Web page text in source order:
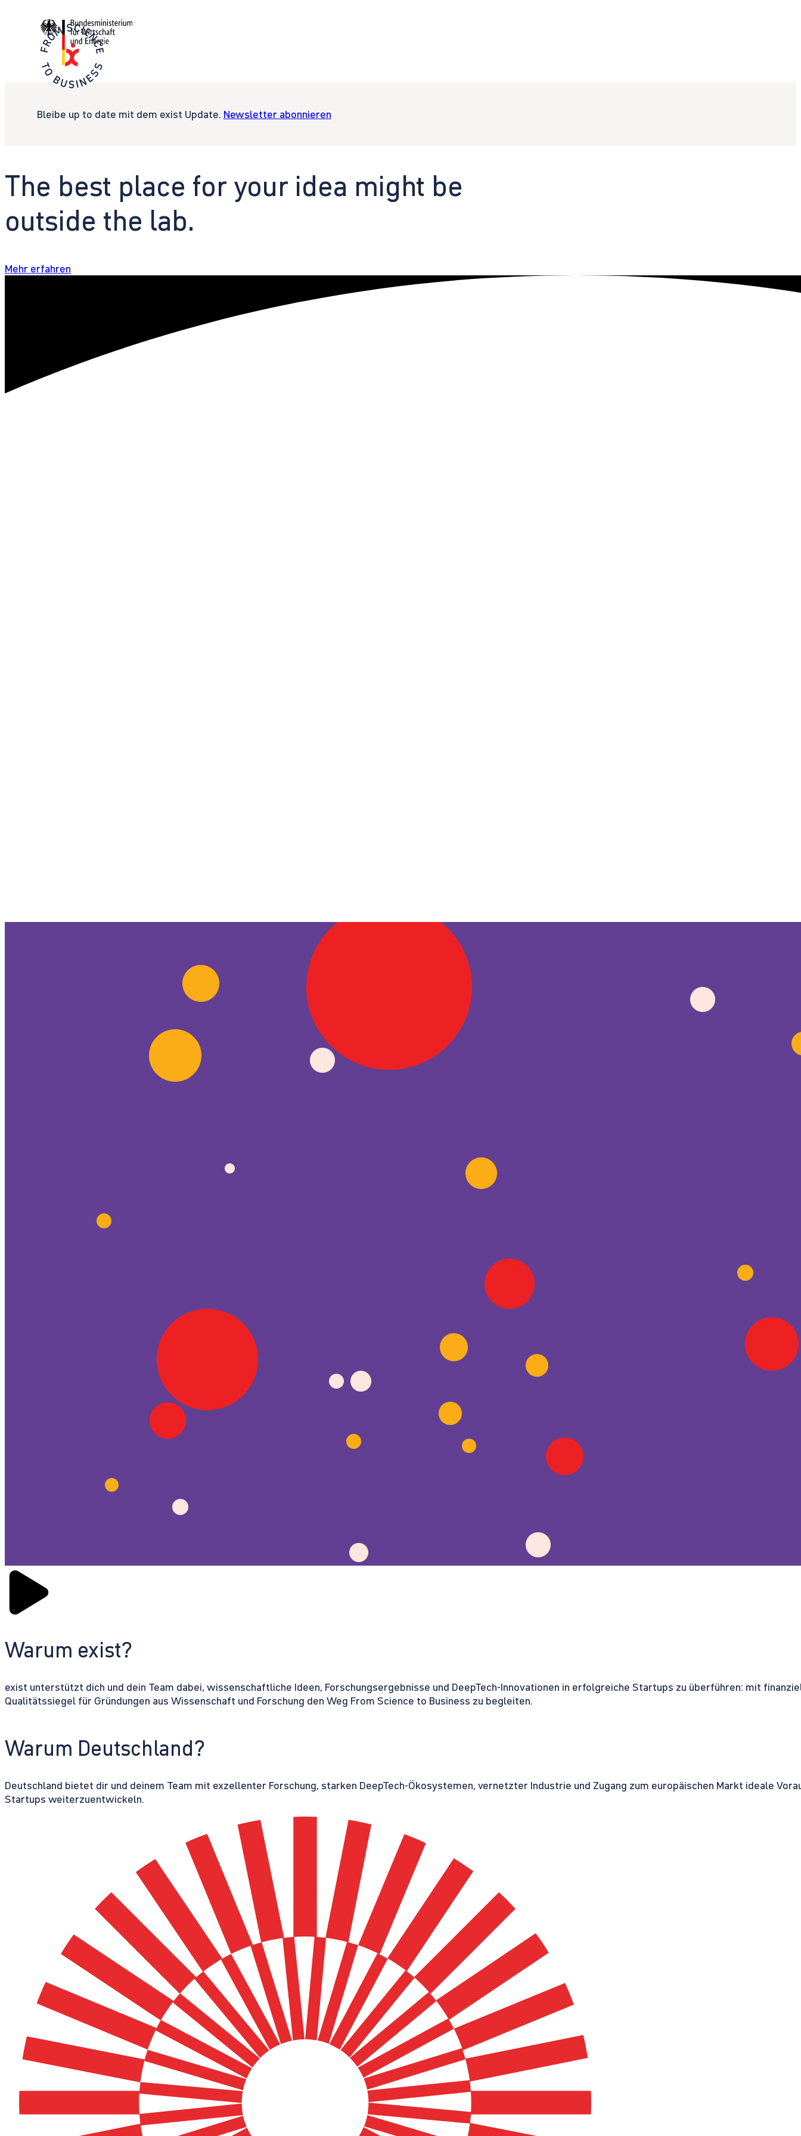
Bleibe up to date mit dem exist Update. Newsletter abonnieren
The best place for your idea might be
outside the lab.
Mehr erfahren
Warum exist?
exist unterstützt dich und dein Team dabei, wissenschaftliche Ideen, Forschungsergebnisse und DeepTech-Innovationen in erfolgreiche Startups zu überführen: mit
Qualitätssiegel für Gründungen aus Wissenschaft und Forschung den Weg From Science to Business zu begleiten.
Warum Deutschland?
Deutschland bietet dir und deinem Team mit exzellenter Forschung, starken DeepTech-Ökosystemen, vernetzter Industrie und Zugang zum europäischen Markt ideale
Startups weiterzuentwickeln.